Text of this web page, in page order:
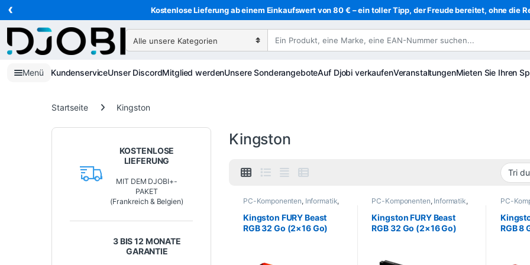
Zur Navigation springen
Direkt zum Inhalt
‹ Kostenlose Lieferung ab einem Einkaufswert von 80 € – ein toller Tipp, der Freude bereitet, ohne die
Suche nach:
Menü KundenserviceUnser DiscordMitglied werdenUnsere SonderangeboteAuf Djobi verkaufenVeranstaltungenMieten Sie Ihren
Startseite Kingston
Kingston
PC-Komponenten, Informatik,
PC-Speicher
Kingston FURY Beast
RGB 32 Go (2×16 Go)
PC-Komponenten, Informatik,
PC-Speicher
Kingston FURY Beast
RGB 32 Go (2×16 Go)
PC-
PC-
RGB 8
KOSTENLOSE
LIEFERUNG
MIT DEM DJOBI+-
PAKET
(Frankreich & Belgien)
3 BIS 12 MONATE
GARANTIE